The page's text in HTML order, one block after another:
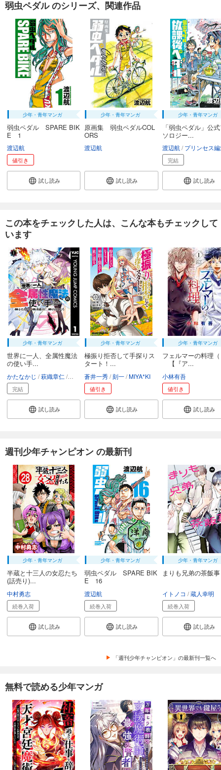
弱虫ペダル 83
649円 (税込)
カート
試し読み
あらすじを表示する
弱虫ペダル 84
649円 (税込)
カート
試し読み
649 円 (税込)
カート
カート
試し読み
あらすじを表示する
弱虫ペダル 87
649円 (税込)
カート
試し読み
あらすじを表示する
弱虫ペダル 88
試し読み
649円 (税込)
試し読み
あらすじを表示する
弱虫ペダル 90
649円 (税込)
カート
試し読み
あらすじを表示する
弱虫ペダル 91
カート
試し読み
あらすじを表示する
試し読み
あらすじを表示する
弱虫ペダル 93
649円 (税込)
カート
弱虫ペダル のシリーズ、関連作品
少年・青年マンガ
弱虫ペダル SPARE BIK
E 1
渡辺航
値引き
試し読み
少年・青年マンガ
原画集 弱虫ペダルCOL
ORS
渡辺航
試し読み
少年・青年マンガ
「弱虫ペダル」公
ソロジー...
渡辺航 プリンセス
完結
試し読み
この本をチェックした人は、こんな本もチェックして
います
少年・青年マンガ
世界に一人、全属性魔法
の使い手...
かたなかじ 萩織章仁 山田こたろ
完結
試し読み
少年・青年マンガ
極振り拒否して手探りス
タート！...
蒼井一秀 刻一 MIYA*KI
値引き
試し読み
少年・青年マンガ
フェルマーの料理
【『ア...
小林有吾
値引き
試し読み
週刊少年チャンピオン の最新刊
少年・青年マンガ
半蔵と十三人の女忍たち
(話売り)...
中村勇志
続巻入荷
試し読み
少年・青年マンガ
弱虫ペダル SPARE BIK
E 16
渡辺航
続巻入荷
試し読み
少年・青年マンガ
まりも兄弟の茶飯
イトノコ 蔵人幸明
続巻入荷
試し読み
「週刊少年チャンピオン」の最新刊一覧へ
無料で読める少年マンガ